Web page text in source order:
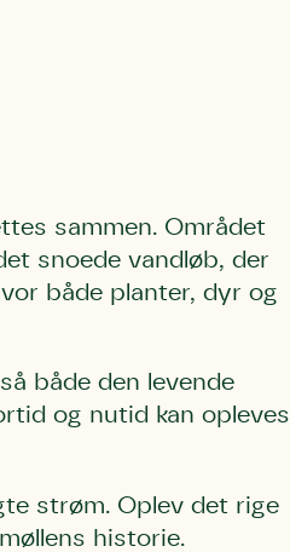
sammen. Området
snoede vandløb, der
både planter, dyr og
både den levende
og nutid kan opleves
strøm. Oplev det rige
historie.